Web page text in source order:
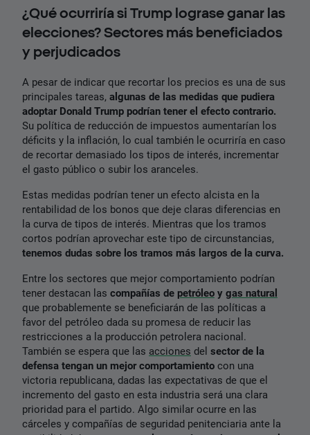
¿Qué ocurriría si Trump lograse ganar las
elecciones? Sectores más beneficiados
y perjudicados
A pesar de indicar que recortar los precios es una de sus
principales tareas, algunas de las medidas que pudiera
adoptar Donald Trump podrían tener el efecto contrario.
Su política de reducción de impuestos aumentarían los
déficits y la inflación, lo cual también le ocurriría en caso
de recortar demasiado los tipos de interés, incrementar
el gasto público o subir los aranceles.
Estas medidas podrían tener un efecto alcista en la
rentabilidad de los bonos que deje claras diferencias en
la curva de tipos de interés. Mientras que los tramos
cortos podrían aprovechar este tipo de circunstancias,
tenemos dudas sobre los tramos más largos de la curva.
Entre los sectores que mejor comportamiento podrían
tener destacan las compañías de petróleo y gas natural
que probablemente se beneficiarán de las políticas a
favor del petróleo dada su promesa de reducir las
restricciones a la producción petrolera nacional.
También se espera que las acciones del sector de la
defensa tengan un mejor comportamiento con una
victoria republicana, dadas las expectativas de que el
incremento del gasto en esta industria será una clara
prioridad para el partido. Algo similar ocurre en las
cárceles y compañías de seguridad penitenciaria ante la